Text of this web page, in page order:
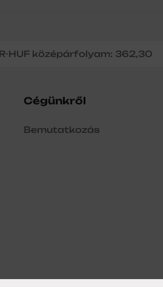
HUF középárfolyam: 362,30
Cégünkről
Bemutatkozás